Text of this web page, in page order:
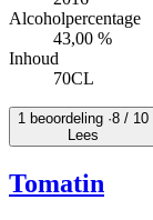
Alcoholpercentage
43,00 %
Inhoud
70CL
1 beoordeling ·8 / 10
Lees
Tomatin